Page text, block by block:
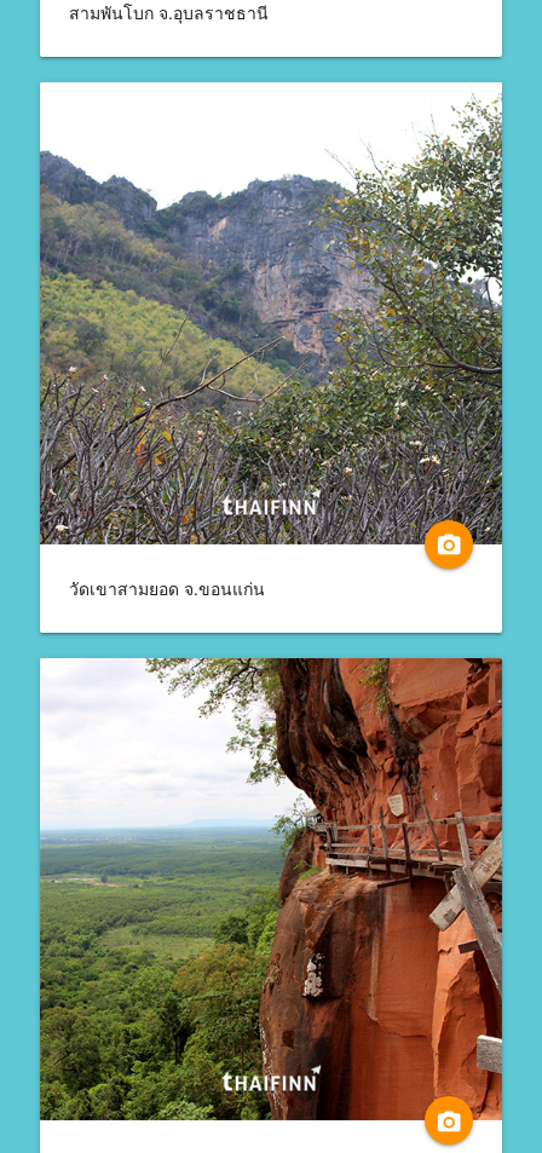
สามพันโบก จ.อุบลราชธานี
camera_alt
วัดเขาสามยอด จ.ขอนแก่น
camera_alt